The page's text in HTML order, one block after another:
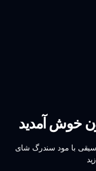
خوش آمدید
با مود سندرگ شای